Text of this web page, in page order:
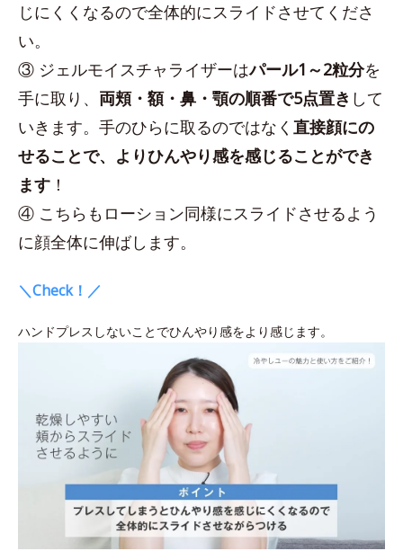
じにくくなるので全体的にスライドさせてくださ
い。
③ ジェルモイスチャライザーはパール1～2粒分を
手に取り、 両頬・額・鼻・顎の順番で5点置き して
いきます。手のひらに取るのではなく 直接顔にの
せることで、よりひんやり感を感じることができ
ます ！
④ こちらもローション同様にスライドさせるよう
に顔全体に伸ばします。
＼Check！／
ハンドプレスしないことでひんやり感をより感じます。